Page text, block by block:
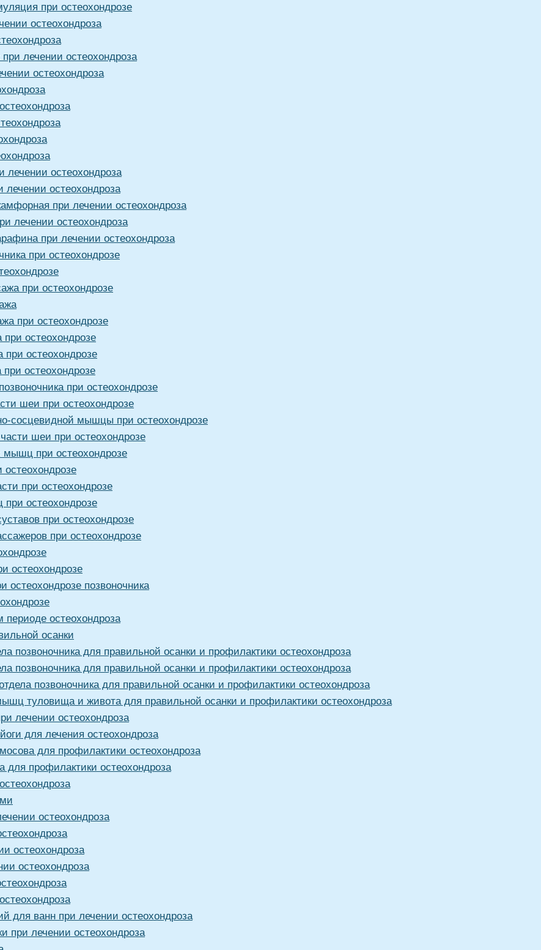
при остеохондрозе
остеохондроза
лечении остеохондроза
остеохондроза
остеохондроза
остеохондроза
при лечении остеохондроза
лечении остеохондроза
при лечении остеохондроза
при остеохондрозе
при остеохондрозе
при остеохондрозе
остеохондрозе
остеохондрозе
остеохондрозе
при остеохондрозе
шеи при остеохондрозе
сосцевидной мышцы при остеохондрозе
шеи при остеохондрозе
при остеохондрозе
при остеохондрозе
остеохондрозе
при остеохондрозе
при остеохондрозе
остеохондрозе
остеохондрозе позвоночника
периоде остеохондроза
осанки
позвоночника для правильной осанки и профилактики остеохондроза
позвоночника для правильной осанки и профилактики остеохондроза
позвоночника для правильной осанки и профилактики остеохондроза
туловища и живота для правильной осанки и профилактики остеохондроза
лечении остеохондроза
для лечения остеохондроза
для профилактики остеохондроза
для профилактики остеохондроза
остеохондроза
остеохондроза
остеохондроза
для ванн при лечении остеохондроза
при лечении остеохондроза